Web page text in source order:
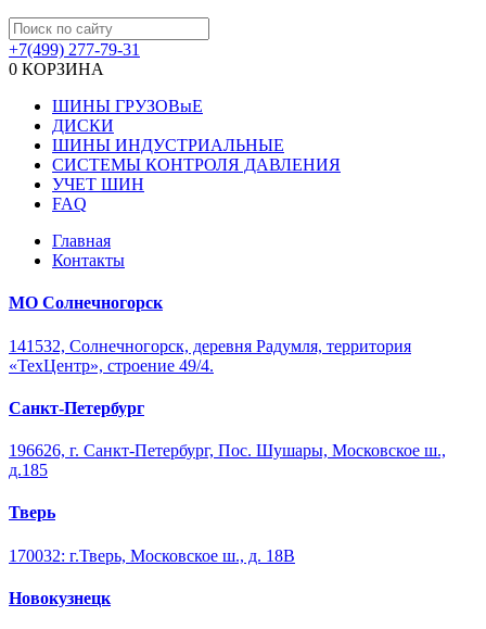
+7(499) 277-79-31
0 КОРЗИНА
ШИНЫ ГРУЗОВыЕ
ДИСКИ
ШИНЫ ИНДУСТРИАЛЬНЫЕ
СИСТЕМЫ КОНТРОЛЯ ДАВЛЕНИЯ
УЧЕТ ШИН
FAQ
Главная
Контакты
МО Солнечногорск
141532, Солнечногорск, деревня Радумля, территория
«ТехЦентр», строение 49/4.
Санкт-Петербург
196626, г. Санкт-Петербург, Пос. Шушары, Московское ш.,
д.185
Тверь
170032: г.Тверь, Московское ш., д. 18В
Новокузнецк